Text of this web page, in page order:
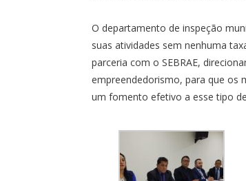
O departamento de inspeção
suas atividades sem nenhuma
parceria com o SEBRAE,
empreendedorismo, para que os
um fomento efetivo a esse tipo